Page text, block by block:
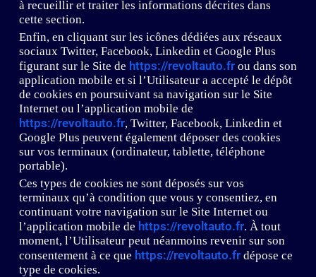
à recueillir et traiter les informations décrites dans
cette section.
Enfin, en cliquant sur les icônes dédiées aux réseaux
sociaux Twitter, Facebook, Linkedin et Google Plus
figurant sur le Site de https://revoltauto.frou dans son
application mobile et si l’Utilisateur a accepté le dépôt
de cookies en poursuivant sa navigation sur le Site
Internet ou l’application mobile de
https://revoltauto.fr, Twitter, Facebook, Linkedin et
Google Plus peuvent également déposer des cookies
sur vos terminaux (ordinateur, tablette, téléphone
portable).
Ces types de cookies ne sont déposés sur vos
terminaux qu’à condition que vous y consentiez, en
continuant votre navigation sur le Site Internet ou
l’application mobile de https://revoltauto.fr. À tout
moment, l’Utilisateur peut néanmoins revenir sur son
consentement à ce que https://revoltauto.frdépose ce
type de cookies.